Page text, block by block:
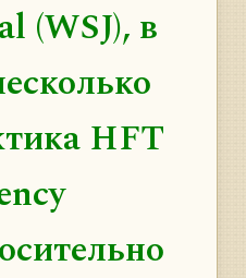
(WSJ), в
HFT